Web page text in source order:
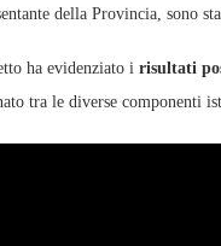
della Provincia, sono
ha evidenziato i risultati
tra le diverse componenti